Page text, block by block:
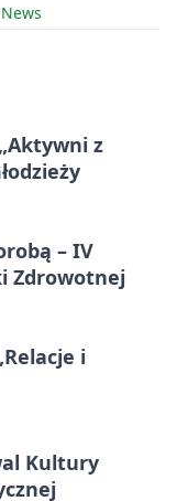
z
– IV
Zdrowotnej
i
Kultury